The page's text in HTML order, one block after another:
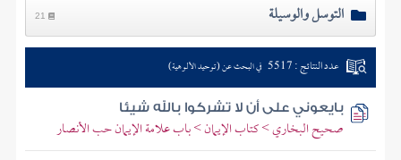
التوسل والوسيلة 21
عدد النتائج : 5517 في البحث عن (توحيد الألوهية)
بايعوني على أن لا تشركوا بالله شيئا
صحيح البخاري > كتاب الإيمان > باب علامة الإيمان حب الأنصار